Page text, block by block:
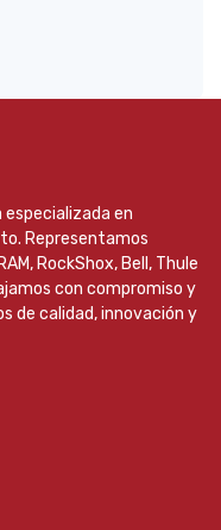
especializada en
Representamos
RockShox, Bell, Thule
con compromiso y
de calidad, innovación y